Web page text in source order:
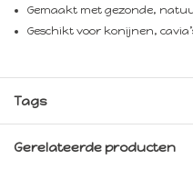
Gemaakt met gezonde,
Geschikt voor konijnen,
Tags
Gerelateerde producten